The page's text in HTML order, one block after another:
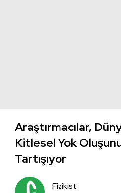
Araştırmacılar,
Kitlesel Yok
Tartışıyor
Fizikist